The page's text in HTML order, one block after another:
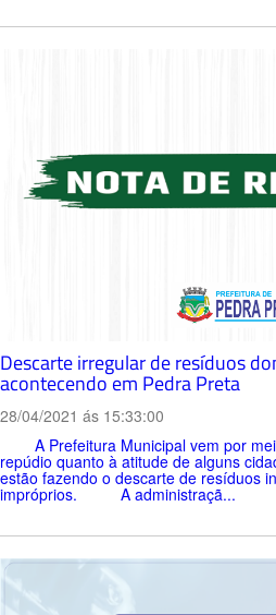
Descarte irregular de resíduos
acontecendo em Pedra Preta
28/04/2021 ás 15:33:00
A Prefeitura Municipal vem por
repúdio quanto à atitude de alguns
estão fazendo o descarte de resíduos
impróprios. A administraçã...